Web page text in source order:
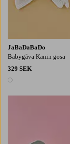
JaBaDaBaDo
Babygåva Kanin gosa
329 SEK
1 färg